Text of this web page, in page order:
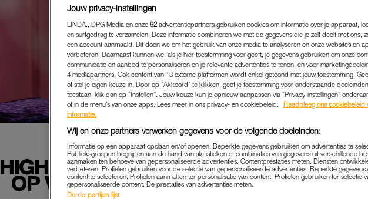
HIGH-CLASS ESCORT AMBER: 'HIJ
OP VAKANTIE, OMGEREKEND
PREMIUM
Jouw privacy-instellingen
LINDA., DPG Media en onze 92 advertentiepartners gebruiken cookies om informatie over je apparaat,
en surfgedrag te verzamelen. Deze informatie combineren we met de gegevens die je zelf deelt met ons,
een account aanmaakt. Dit doen we om het gebruik van onze media te analyseren en onze websites en
verbeteren. Daarnaast kunnen we, als je hier toestemming voor geeft, je gegevens gebruiken om onze
communicatie en aanbod te personaliseren en je relevante advertenties te tonen, en voor
4 mediapartners. Ook content van 13 externe platformen wordt enkel getoond met jouw toestemming.
of stel je eigen keuze in. Door op "Akkoord" te klikken, geef je toestemming voor onderstaande
toestaan, klik dan op “Instellen”. Jouw keuze kun je opnieuw aanpassen via “Privacy-instellingen”
of in de menu’s van onze apps. Lees meer in ons privacy- en cookiebeleid.
Raadpleeg ons cookiebeleid
informatie.
Wij en onze partners verwerken gegevens voor de volgende doeleinden:
Informatie op een apparaat opslaan en/of openen. Beperkte gegevens gebruiken om advertenties te
Publieksgroepen begrijpen aan de hand van statistieken of combinaties van gegevens uit verschillende
aanmaken ten behoeve van gepersonaliseerde advertenties. Contentprestaties meten. Diensten
verbeteren. Profielen gebruiken voor de selectie van gepersonaliseerde advertenties. Beperkte
content te selecteren. Profielen aanmaken ter personalisatie van content. Profielen gebruiken ter selectie
gepersonaliseerde content. De prestaties van advertenties meten.
Derde partijen lijst